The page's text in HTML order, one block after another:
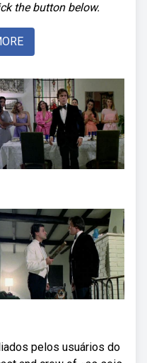
the button below.
pelos usuários do